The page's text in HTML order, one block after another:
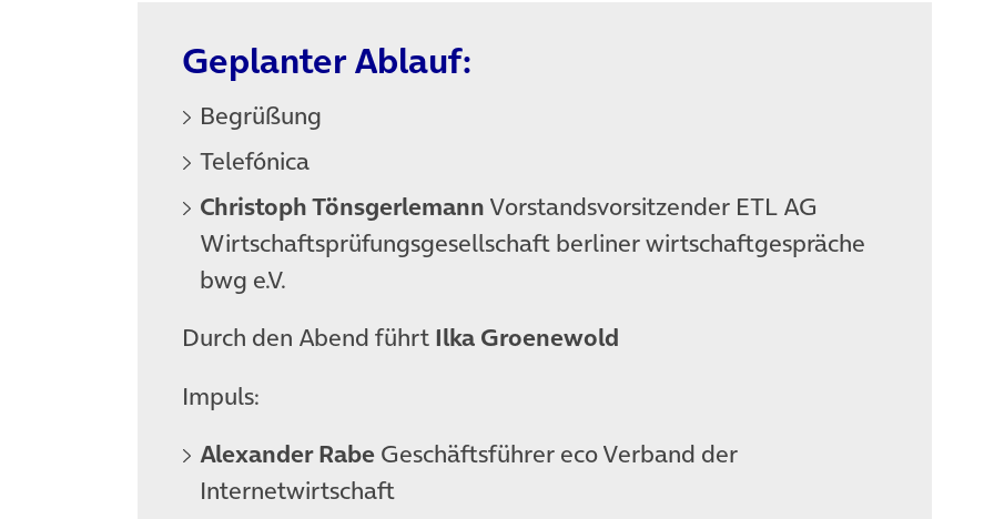
Geplanter Ablauf:
Begrüßung
Telefónica
Christoph Tönsgerlemann Vorstandsvorsitzender ETL AG
Wirtschaftsprüfungsgesellschaft berliner wirtschaftgespräche
bwg e.V.
Durch den Abend führt Ilka Groenewold
Impuls:
Alexander Rabe Geschäftsführer eco Verband der
Internetwirtschaft